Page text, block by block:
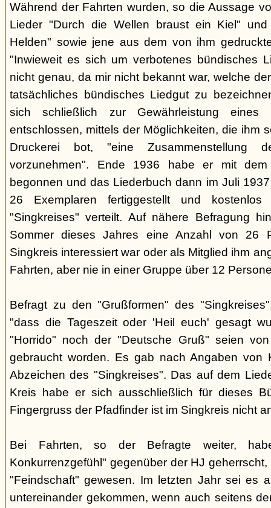
Während der Fahrten wurden, so die Aussage
Lieder "Durch die Wellen braust ein Kiel"
Helden" sowie jene aus dem von ihm
"Inwieweit es sich um verbotenes bündisches
nicht genau, da mir nicht bekannt war, welche
tatsächliches bündisches Liedgut zu
sich schließlich zur Gewährleistung eines
entschlossen, mittels der Möglichkeiten, die ihm
Druckerei bot, "eine Zusammenstellung
vorzunehmen". Ende 1936 habe er mit
begonnen und das Liederbuch dann im Juli
26 Exemplaren fertiggestellt und
"Singkreises" verteilt. Auf nähere Befragung
Sommer dieses Jahres eine Anzahl von 26
Singkreis interessiert war oder als Mitglied ihm
Fahrten, aber nie in einer Gruppe über 12
Befragt zu den "Grußformen" des
"dass die Tageszeit oder 'Heil euch' gesagt
"Horrido" noch der "Deutsche Gruß" seien
gebraucht worden. Es gab nach Angaben von
Abzeichen des "Singkreises". Das auf dem
Kreis habe er sich ausschließlich für dieses
Fingergruss der Pfadfinder ist im Singkreis nicht
Bei Fahrten, so der Befragte weiter,
Konkurrenzgefühl" gegenüber der HJ
"Feindschaft" gewesen. Im letzten Jahr sei es
untereinander gekommen, wenn auch seitens